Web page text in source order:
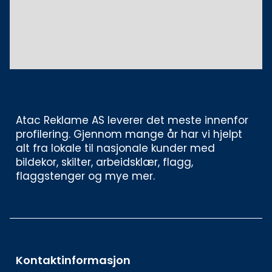
Atac Reklame AS leverer det meste innenfor
profilering. Gjennom mange år har vi hjelpt
alt fra lokale til nasjonale kunder med
bildekor, skilter, arbeidsklær, flagg,
flaggstenger og mye mer.
Kontaktinformasjon